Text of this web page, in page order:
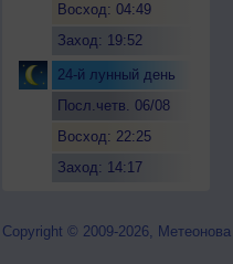
Восход: 04:49
Заход: 19:52
24-й лунный день
Посл.четв. 06/08
Восход: 22:25
Заход: 14:17
Copyright © 2009-2026, Метеонова